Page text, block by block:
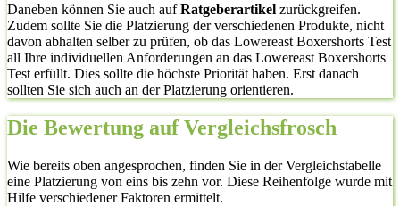
Daneben können Sie auch aufRatgeberartikel zurückgreifen.
Zudem sollte Sie die Platzierung der verschiedenen Produkte, nicht
davon abhalten selber zu prüfen, ob das Lowereast Boxershorts Test
all Ihre individuellen Anforderungen an das Lowereast Boxershorts
Test erfüllt. Dies sollte die höchste Priorität haben. Erst danach
sollten Sie sich auch an der Platzierung orientieren.
Die Bewertung auf Vergleichsfrosch
Wie bereits oben angesprochen, finden Sie in der Vergleichstabelle
eine Platzierung von eins bis zehn vor. Diese Reihenfolge wurde mit
Hilfe verschiedener Faktoren ermittelt.